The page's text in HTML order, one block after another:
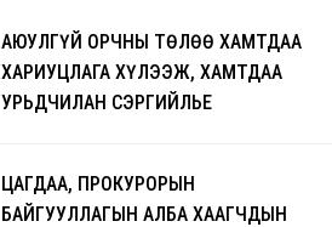
АЮУЛГҮЙ ОРЧНЫ ТӨЛӨӨ ХАМТДАА
ХАРИУЦЛАГА ХҮЛЭЭЖ, ХАМТДАА
УРЬДЧИЛАН СЭРГИЙЛЬЕ
ЦАГДАА, ПРОКУРОРЫН
БАЙГУУЛЛАГЫН АЛБА ХААГЧДЫН